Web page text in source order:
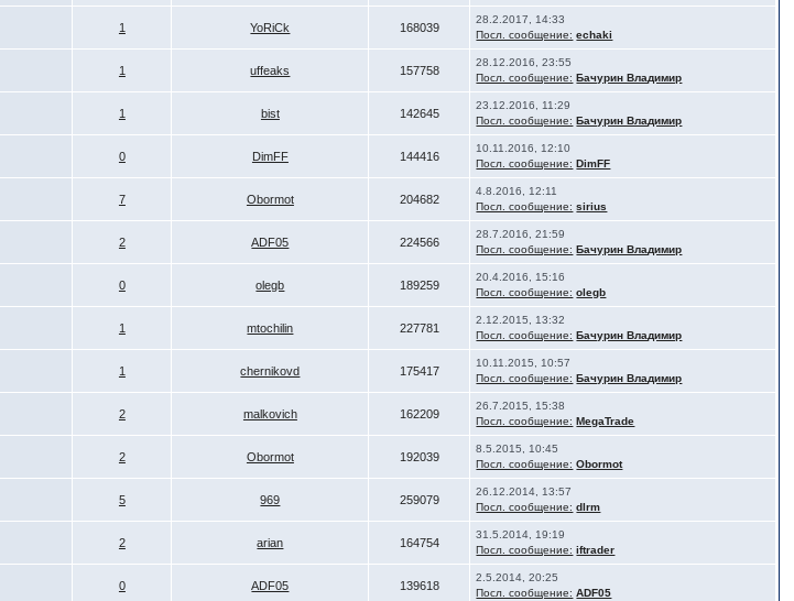
1 YoRiCk 168039
28.2.2017, 14:33
Посл. сообщение: echaki
1 uffeaks 157758
28.12.2016, 23:55
Посл. сообщение: Бачурин Владимир
1 bist 142645
23.12.2016, 11:29
Посл. сообщение: Бачурин Владимир
0 DimFF 144416
10.11.2016, 12:10
Посл. сообщение: DimFF
7 Obormot 204682
4.8.2016, 12:11
Посл. сообщение: sirius
2 ADF05 224566
28.7.2016, 21:59
Посл. сообщение: Бачурин Владимир
0 olegb 189259
20.4.2016, 15:16
Посл. сообщение: olegb
1 mtochilin 227781
2.12.2015, 13:32
Посл. сообщение: Бачурин Владимир
1 chernikovd 175417
10.11.2015, 10:57
Посл. сообщение: Бачурин Владимир
2 malkovich 162209
26.7.2015, 15:38
Посл. сообщение: MegaTrade
2 Obormot 192039
8.5.2015, 10:45
Посл. сообщение: Obormot
5 969 259079
26.12.2014, 13:57
Посл. сообщение: dlrm
2 arian 164754
31.5.2014, 19:19
Посл. сообщение: iftrader
0 ADF05 139618
2.5.2014, 20:25
Посл. сообщение: ADF05